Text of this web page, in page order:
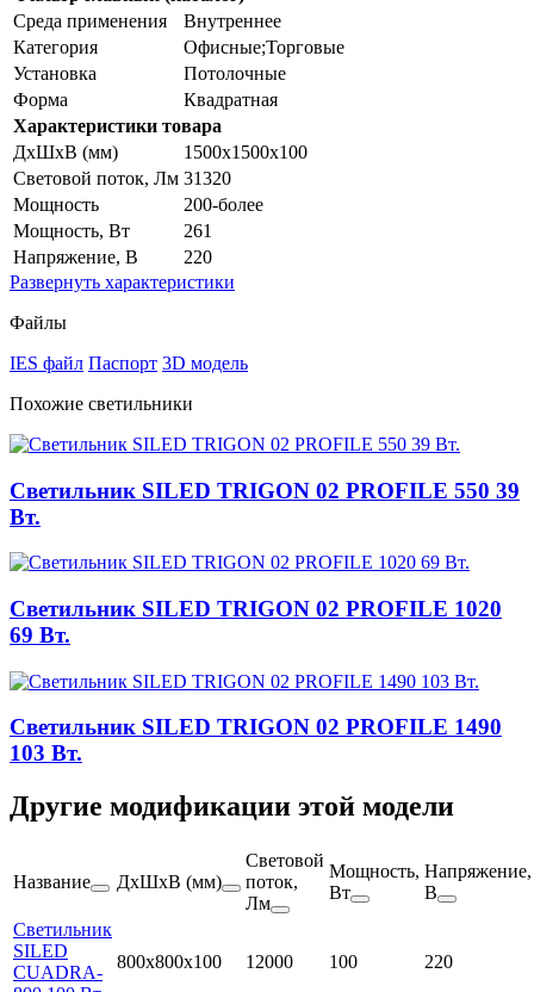
Среда применения
Внутреннее
Категория
Офисные;Торговые
Установка
Потолочные
Форма
Квадратная
Характеристики товара
ДхШхВ (мм)
1500х1500х100
Световой поток, Лм 31320
Мощность
200-более
Мощность, Вт
261
Напряжение, В
220
Развернуть характеристики
Файлы
IES файл Паспорт 3D модель
Похожие светильники
Светильник SILED TRIGON 02 PROFILE 550 39
Вт.
Светильник SILED TRIGON 02 PROFILE 1020
69 Вт.
Светильник SILED TRIGON 02 PROFILE 1490
103 Вт.
Другие модификации этой модели
Название ДхШхВ (мм)
Световой
поток,
Лм
Мощность,
Вт
Напряжение,
В
Светильник
SILED
CUADRA-
800х800х100 12000 100 220